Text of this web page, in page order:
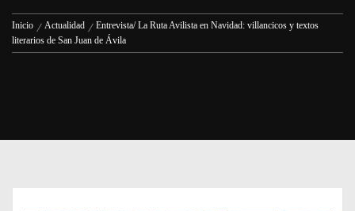
Inicio Actualidad
Entrevista/ La Ruta Avilista en Navidad: villancicos y textos
literarios de San Juan de Ávila